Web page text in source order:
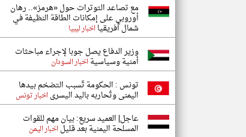
مع تصاعد التوترات حول «هرمز».. رهان
أوروبي على إمكانات الطاقة النظيفة في
شمال أفريقيااخبار ليبيا
وزير الدفاع يصل جوبا لإجراء مباحثات
أمنية وسياسيةاخبار السودان
تونس : الحكومة تُسبب التضخم بيدها
اليمنى وتُحاربه باليد اليسرىاخبار تونس
عاجل| العميد سريع: بيان مهم للقوات
المسلحة اليمنية بعد قليلاخبار اليمن